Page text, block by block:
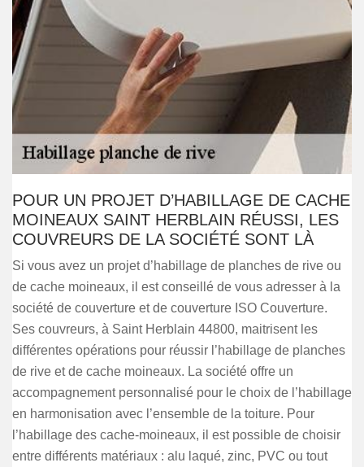
POUR UN PROJET D’HABILLAGE DE CACHE
MOINEAUX SAINT HERBLAIN RÉUSSI, LES
COUVREURS DE LA SOCIÉTÉ SONT LÀ
Si vous avez un projet d’habillage de planches de rive ou
de cache moineaux, il est conseillé de vous adresser à la
société de couverture et de couverture ISO Couverture.
Ses couvreurs, à Saint Herblain 44800, maitrisent les
différentes opérations pour réussir l’habillage de planches
de rive et de cache moineaux. La société offre un
accompagnement personnalisé pour le choix de l’habillage
en harmonisation avec l’ensemble de la toiture. Pour
l’habillage des cache-moineaux, il est possible de choisir
entre différents matériaux : alu laqué, zinc, PVC ou tout